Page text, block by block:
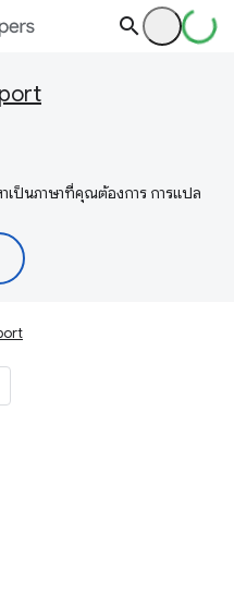
เป็นภาษาที่คุณต้องการ การแปล